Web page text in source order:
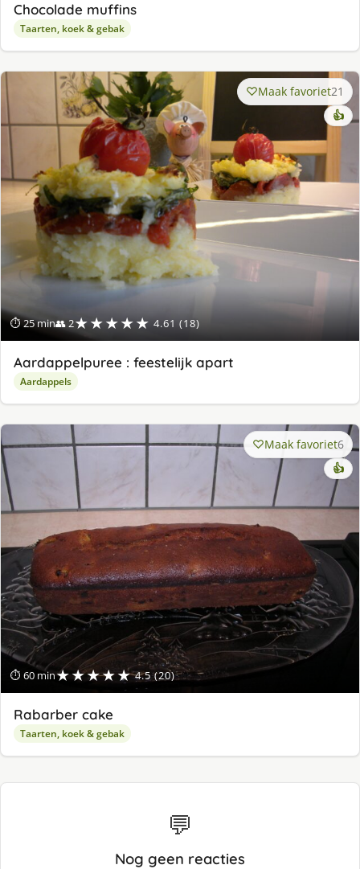
Chocolade muffins
Taarten, koek & gebak
⏱ 25 min👥 2★★★★★ 4.61 (18)
Maak favoriet21
👍
Aardappelpuree : feestelijk apart
Aardappels
⏱ 60 min★★★★★ 4.5 (20)
Maak favoriet6
👍
Rabarber cake
Taarten, koek & gebak
💬
Nog geen reacties